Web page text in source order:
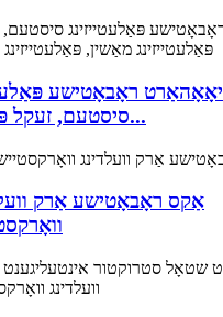
יאָאָהאַרט ראָבאָטישע
סיסטעם, זעקל פּאַלעט...